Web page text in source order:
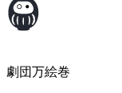
劇団万絵巻